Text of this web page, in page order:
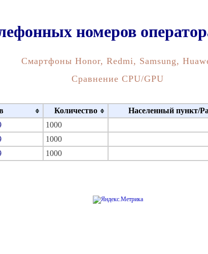
номеров
Смартфоны Honor, Redmi, Samsung,
Сравнение CPU/GPU
Количество Населенный пункт/
1000
1000
1000